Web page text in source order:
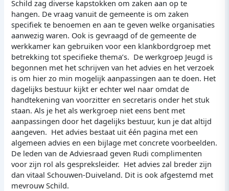
Schild zag diverse kapstokken om zaken aan op te
hangen. De vraag vanuit de gemeente is om zaken
specifiek te benoemen en aan te geven welke organisaties
aanwezig waren. Ook is gevraagd of de gemeente de
werkkamer kan gebruiken voor een klankbordgroep met
betrekking tot specifieke thema’s. De werkgroep Jeugd is
begonnen met het schrijven van het advies en het verzoek
is om hier zo min mogelijk aanpassingen aan te doen. Het
dagelijks bestuur kijkt er echter wel naar omdat de
handtekening van voorzitter en secretaris onder het stuk
staan. Als je het als werkgroep niet eens bent met
aanpassingen door het dagelijks bestuur, kun je dat altijd
aangeven. Het advies bestaat uit één pagina met een
algemeen advies en een bijlage met concrete voorbeelden.
De leden van de Adviesraad geven Rudi complimenten
voor zijn rol als gespreksleider. Het advies zal breder zijn
dan vitaal Schouwen-Duiveland. Dit is ook afgestemd met
mevrouw Schild.